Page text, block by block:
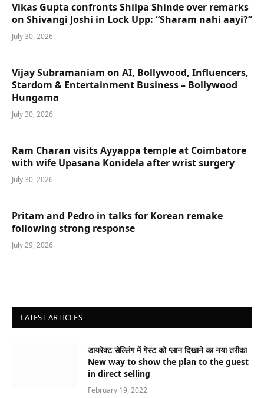
Vikas Gupta confronts Shilpa Shinde over remarks
on Shivangi Joshi in Lock Upp: “Sharam nahi aayi?”
July 30, 2026
Vijay Subramaniam on AI, Bollywood, Influencers,
Stardom & Entertainment Business – Bollywood
Hungama
July 30, 2026
Ram Charan visits Ayyappa temple at Coimbatore
with wife Upasana Konidela after wrist surgery
July 30, 2026
Pritam and Pedro in talks for Korean remake
following strong response
July 29, 2026
LATEST ARTICLES
डायरेक्ट सेल्लिंग में गेस्ट को प्लान दिखाने का नया तरीका
New way to show the plan to the guest
in direct selling
February 19, 2022